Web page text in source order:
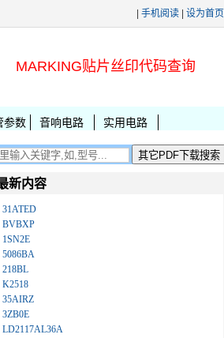
手机阅读 设为首页
MARKING贴片丝印代码查询
参数 音响电路 实用电路
新内容
31ATED
BVBXP
1SN2E
5086BA
218BL
K2518
35AIRZ
3ZB0E
LD2117AL36A